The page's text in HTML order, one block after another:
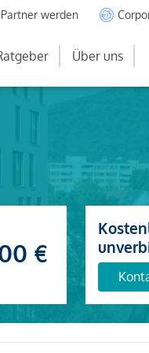
Partner werden
Über uns
€